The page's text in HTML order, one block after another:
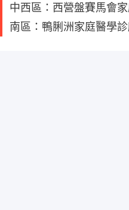
中西區：西營盤賽馬會
南區：鴨脷洲家庭醫學